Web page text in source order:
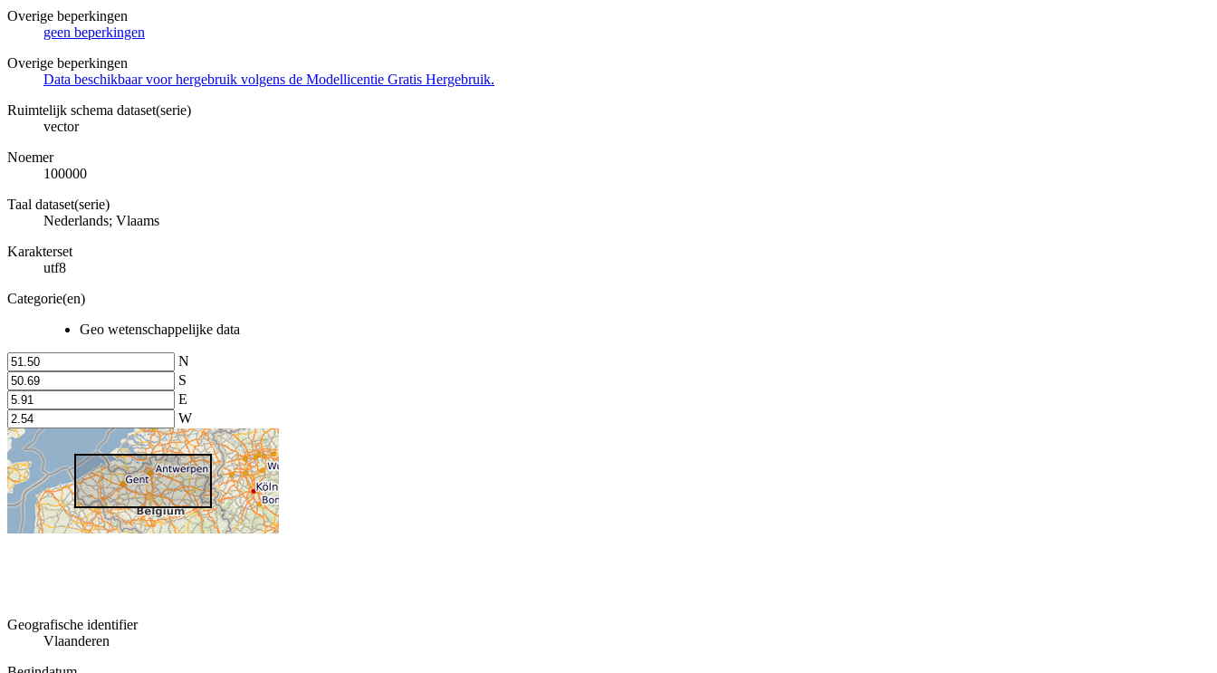
Overige beperkingen
geen beperkingen
Overige beperkingen
Data beschikbaar voor hergebruik volgens de Modellicentie Gratis Hergebruik.
Ruimtelijk schema dataset(serie)
vector
Noemer
100000
Taal dataset(serie)
Nederlands; Vlaams
Karakterset
utf8
Categorie(en)
Geo wetenschappelijke data
N
S
E
W
Geografische identifier
Vlaanderen